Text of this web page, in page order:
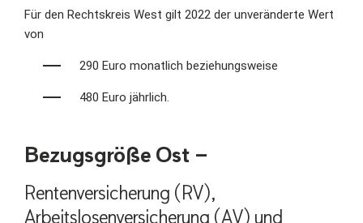
Für den Rechtskreis West gilt 2022 der unveränderte Wert
von
290 Euro monatlich beziehungsweise
480 Euro jährlich.
Bezugsgröße Ost –
Rentenversicherung (RV),